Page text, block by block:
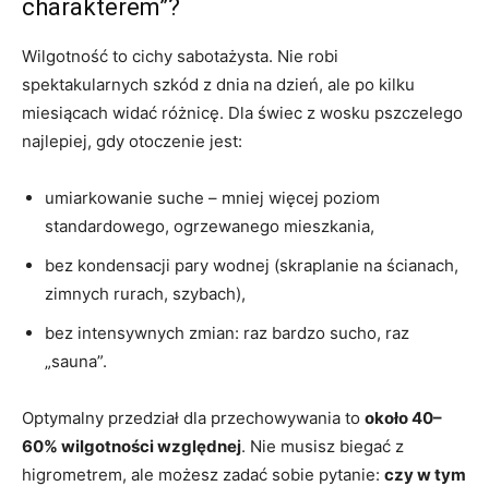
charakterem”?
Wilgotność to cichy sabotażysta. Nie robi
spektakularnych szkód z dnia na dzień, ale po kilku
miesiącach widać różnicę. Dla świec z wosku pszczelego
najlepiej, gdy otoczenie jest:
umiarkowanie suche – mniej więcej poziom
standardowego, ogrzewanego mieszkania,
bez kondensacji pary wodnej (skraplanie na ścianach,
zimnych rurach, szybach),
bez intensywnych zmian: raz bardzo sucho, raz
„sauna”.
Optymalny przedział dla przechowywania to około 40–
60% wilgotności względnej. Nie musisz biegać z
higrometrem, ale możesz zadać sobie pytanie: czy w tym